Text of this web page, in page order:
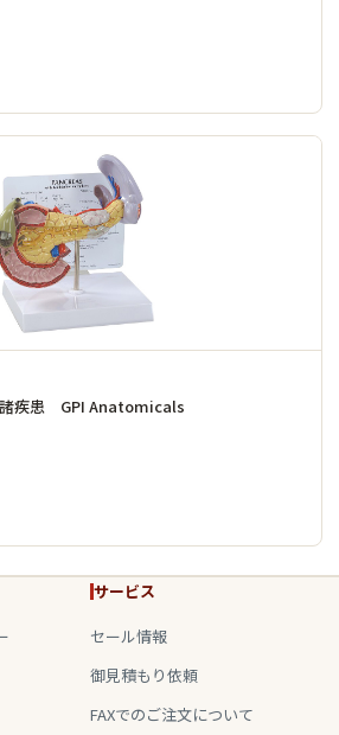
疾患 GPI Anatomicals
サービス
セール情報
御見積もり依頼
FAXでのご注文について